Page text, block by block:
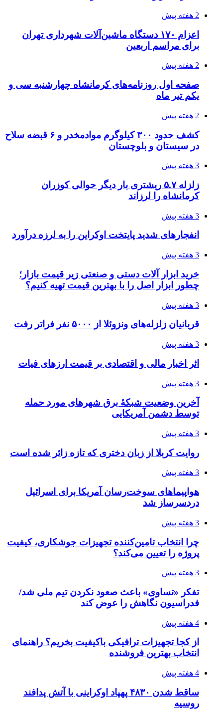
هواپیماهای سوخت‌رسان آمریکا برای اسرائیل
دردسرساز شد
3 هفته پیش
چرا انتخاب تامین‌کننده تجهیزات جوشکاری، کیفیت
پروژه را تعیین می‌کند؟
تفکر «تساوی» باعث صعود نکردن تیم ملی شد/
فدراسیون نگاهش را عوض کند
4 هفته پیش
از کجا تجهیزات ترافیکی باکیفیت بخریم؟ راهنمای
انتخاب بهترین فروشنده
ساقط شدن ۴۸۳۰ پهپاد اوکراینی با آتش پدافند
روسیه
4 هفته پیش
افزایش ۳ تا ۴ درجه‌ای دما در ایلام تا اواخر هفته
رکوردزنی عمل پیوند عضو در قلب پایتخت
4 هفته پیش
مدیرعامل برق تهران: کاهش ۱۰ درصدی مصرف
برق، ضامن پایداری شبکه است
4 هفته پیش
راه اندازی مرغداری؛ محاسبه هزینه، درآمد و سود با
طرح توجیهی
4 هفته پیش
۱۴۲۰؛ راه ارتباطی بیمه شدگان تأمین‌اجتماعی
۱۴۰۵/۰۴/۱۶
احتمال بازگشت نرخ حمل دریایی به قبل از جنگ
طی ۲ تا ۳ ماه آینده
۱۴۰۵/۰۴/۱۵
شکست شاگردان قهرمانی مقابل چین تایپه/ تلاش
برای عنوان یازدهمی
۱۴۰۵/۰۴/۱۵
فروشگاه کتاب DMDBook | خرید کتاب فانتزی،
عاشقانه، دارک رومنس و رمان بدون حذفیات
۱۴۰۵/۰۴/۱۴
راهنمای جامع خرید تجهیزات اندازه گیری؛ چطور
دقیق‌ترین ابزارها را آنلاین بخریم؟
۱۴۰۵/۰۴/۱۴
مراسم سوگواری امام شهید در کوهرنگ